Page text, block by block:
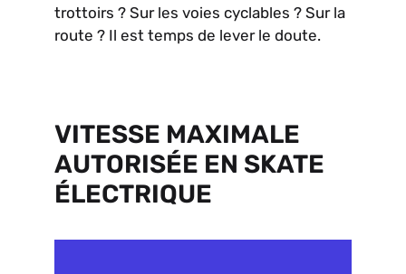
trottoirs ? Sur les voies cyclables ? Sur la
route ? Il est temps de lever le doute.
VITESSE MAXIMALE
AUTORISÉE EN SKATE
ÉLECTRIQUE